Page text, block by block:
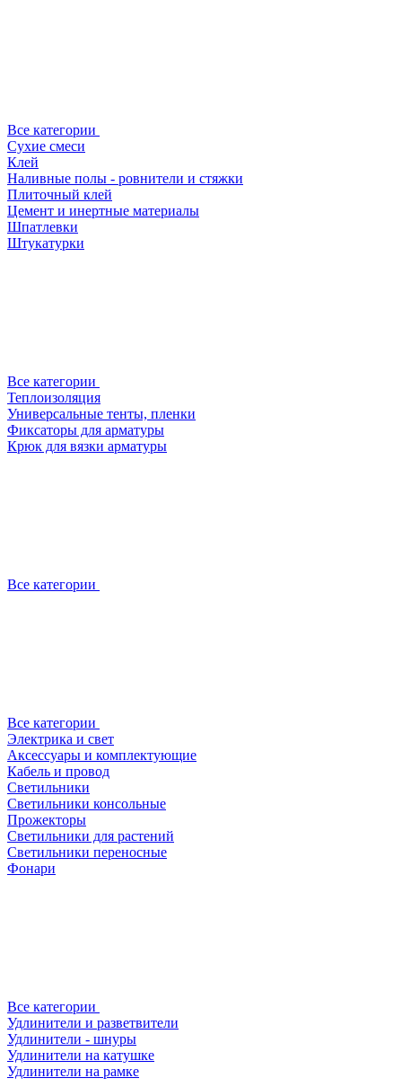
Все категории
Сухие смеси
Клей
Наливные полы - ровнители и стяжки
Плиточный клей
Цемент и инертные материалы
Шпатлевки
Штукатурки
Все категории
Теплоизоляция
Универсальные тенты, пленки
Фиксаторы для арматуры
Крюк для вязки арматуры
Все категории
Все категории
Электрика и свет
Аксессуары и комплектующие
Кабель и провод
Светильники
Светильники консольные
Прожекторы
Светильники для растений
Светильники переносные
Фонари
Все категории
Удлинители и разветвители
Удлинители - шнуры
Удлинители на катушке
Удлинители на рамке